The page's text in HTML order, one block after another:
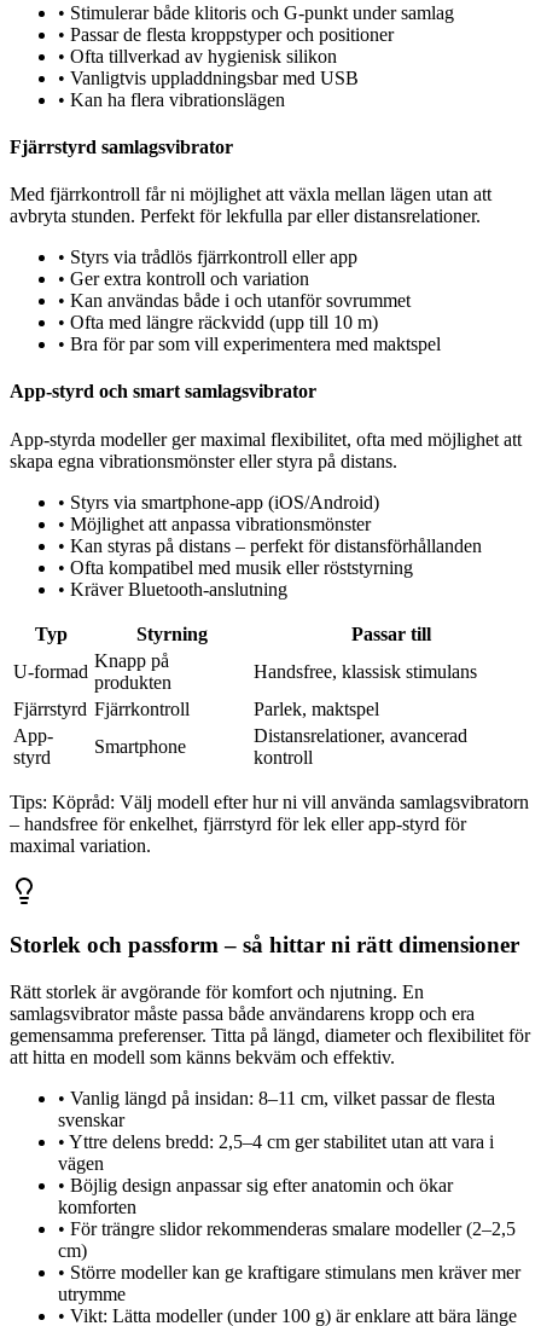
• Stimulerar både klitoris och G-punkt under samlag
• Passar de flesta kroppstyper och positioner
• Ofta tillverkad av hygienisk silikon
• Vanligtvis uppladdningsbar med USB
• Kan ha flera vibrationslägen
Fjärrstyrd samlagsvibrator
Med fjärrkontroll får ni möjlighet att växla mellan lägen utan att
avbryta stunden. Perfekt för lekfulla par eller distansrelationer.
• Styrs via trådlös fjärrkontroll eller app
• Ger extra kontroll och variation
• Kan användas både i och utanför sovrummet
• Ofta med längre räckvidd (upp till 10 m)
• Bra för par som vill experimentera med maktspel
App-styrd och smart samlagsvibrator
App-styrda modeller ger maximal flexibilitet, ofta med möjlighet att
skapa egna vibrationsmönster eller styra på distans.
• Styrs via smartphone-app (iOS/Android)
• Möjlighet att anpassa vibrationsmönster
• Kan styras på distans – perfekt för distansförhållanden
• Ofta kompatibel med musik eller röststyrning
• Kräver Bluetooth-anslutning
Typ Styrning
Passar till
U-formad
Knapp på
produkten
Handsfree, klassisk stimulans
Fjärrstyrd Fjärrkontroll
Parlek, maktspel
App-
styrd
Smartphone
Distansrelationer, avancerad
kontroll
Tips: Köpråd: Välj modell efter hur ni vill använda samlagsvibratorn
– handsfree för enkelhet, fjärrstyrd för lek eller app-styrd för
maximal variation.
Storlek och passform – så hittar ni rätt dimensioner
Rätt storlek är avgörande för komfort och njutning. En
samlagsvibrator måste passa både användarens kropp och era
gemensamma preferenser. Titta på längd, diameter och flexibilitet för
att hitta en modell som känns bekväm och effektiv.
• Vanlig längd på insidan: 8–11 cm, vilket passar de flesta
svenskar
• Yttre delens bredd: 2,5–4 cm ger stabilitet utan att vara i
vägen
• Böjlig design anpassar sig efter anatomin och ökar
komforten
• För trängre slidor rekommenderas smalare modeller (2–2,5
cm)
• Större modeller kan ge kraftigare stimulans men kräver mer
utrymme
• Vikt: Lätta modeller (under 100 g) är enklare att bära länge